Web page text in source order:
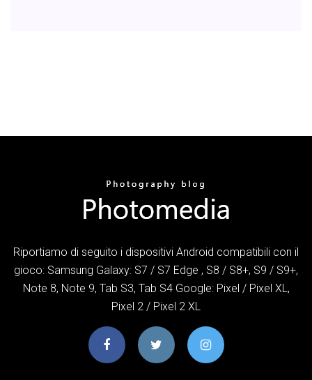
Riportiamo di seguito i dispositivi Android compatibili con il
gioco: Samsung Galaxy: S7 / S7 Edge , S8 / S8+, S9 / S9+,
Note 8, Note 9, Tab S3, Tab S4 Google: Pixel / Pixel XL,
Pixel 2 / Pixel 2 XL